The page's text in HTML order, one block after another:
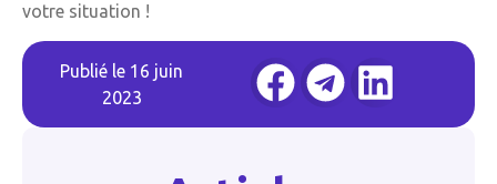
votre situation !
Publié le 16 juin
2023